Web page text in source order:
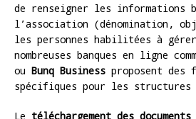
de renseigner les informations
l’association (dénomination,
les personnes habilitées à
nombreuses banques en ligne
ou Bunq Business proposent des
spécifiques pour les structures
Le téléchargement des